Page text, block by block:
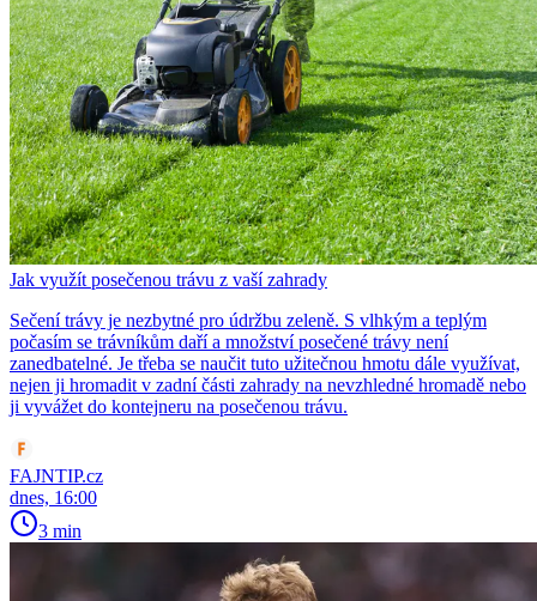
Jak využít posečenou trávu z vaší zahrady
Sečení trávy je nezbytné pro údržbu zeleně. S vlhkým a teplým
počasím se trávníkům daří a množství posečené trávy není
zanedbatelné. Je třeba se naučit tuto užitečnou hmotu dále využívat,
nejen ji hromadit v zadní části zahrady na nevzhledné hromadě nebo
ji vyvážet do kontejneru na posečenou trávu.
FAJNTIP.cz
dnes, 16:00
3 min